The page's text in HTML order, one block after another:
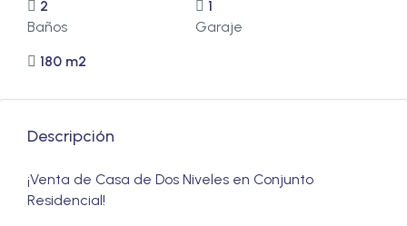
2
Baños
1
Garaje
180 m2
Descripción
¡Venta de Casa de Dos Niveles en Conjunto
Residencial!